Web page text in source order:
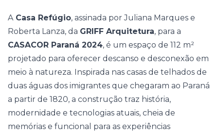
ACasa Refúgio, assinada por Juliana Marques e
Roberta Lanza, da GRIFF Arquitetura, para a
CASACOR Paraná 2024, é um espaço de 112 m²
projetado para oferecer descanso e desconexão em
meio à natureza. Inspirada nas casas de telhados de
duas águas dos imigrantes que chegaram ao Paraná
a partir de 1820, a construção traz história,
modernidade e tecnologias atuais, cheia de
memórias e funcional para as experiências